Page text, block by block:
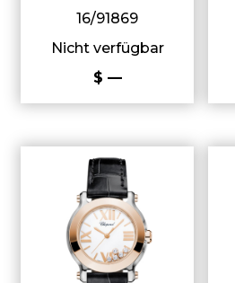
16/91869
Nicht verfügbar
$ —